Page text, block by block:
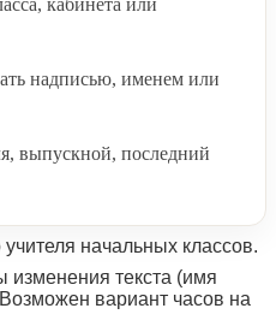
надписью, именем или
выпускной, последний
начальных классов.
изменения текста (имя
Возможен вариант часов на